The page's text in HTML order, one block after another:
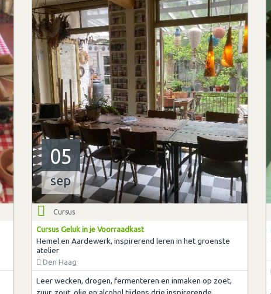
05
sep
Cursus
Cursus Geluk in je Voorraadkast
Hemel en Aardewerk, inspirerend leren in het groenste
atelier
Den Haag
Leer wecken, drogen, fermenteren en inmaken op zoet,